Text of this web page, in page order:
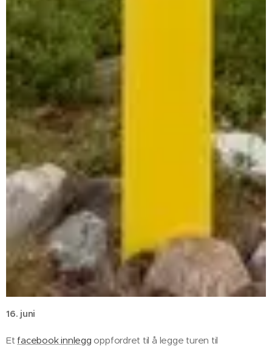
16. juni
Et facebook innlegg oppfordret til å legge turen til